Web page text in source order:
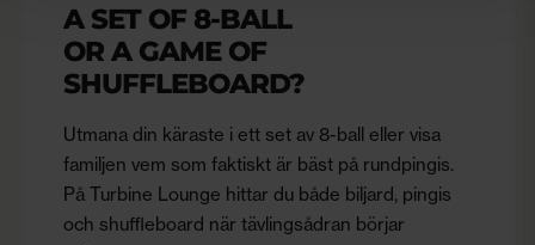
A SET OF 8-BALL
OR A GAME OF
SHUFFLEBOARD?
Utmana din käraste i ett set av 8-ball eller visa
familjen vem som faktiskt är bäst på rundpingis.
På Turbine Lounge hittar du både biljard, pingis
och shuffleboard när tävlingsådran börjar